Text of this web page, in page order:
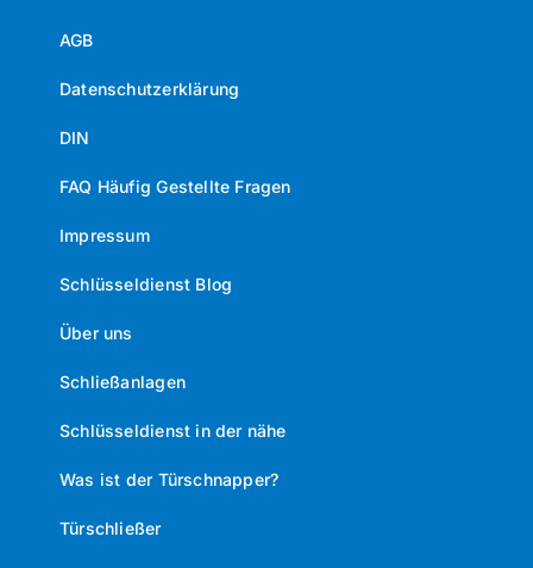
AGB
Datenschutzerklärung
DIN
FAQ Häufig Gestellte Fragen
Impressum
Schlüsseldienst Blog
Über uns
Schließanlagen
Schlüsseldienst in der nähe
Was ist der Türschnapper?
Türschließer